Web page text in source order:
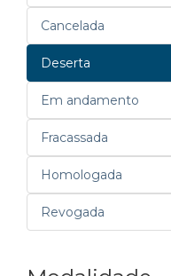
Cancelada
Deserta
Em andamento
Fracassada
Homologada
Revogada